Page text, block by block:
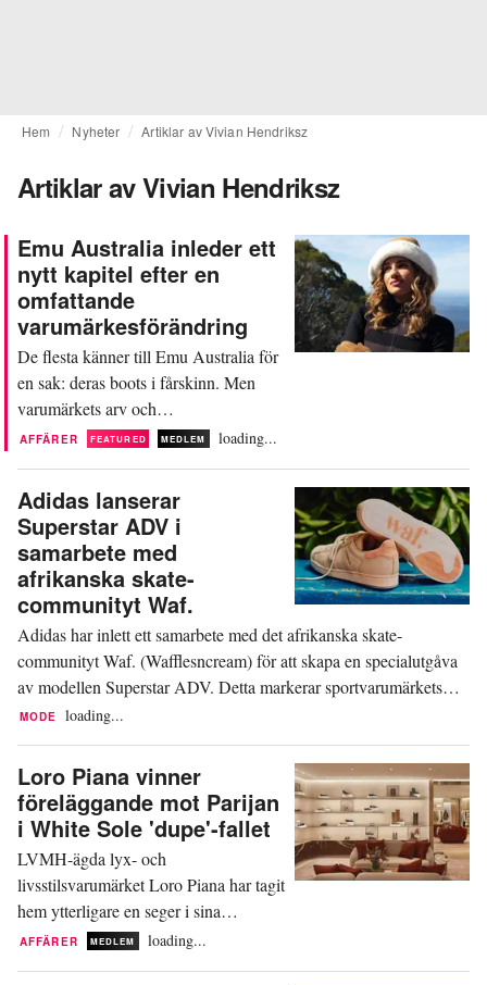
Hem Nyheter Artiklar av Vivian Hendriksz
Artiklar av Vivian Hendriksz
Emu Australia inleder ett
nytt kapitel efter en
omfattande
varumärkesförändring
De flesta känner till Emu Australia för
en sak: deras boots i fårskinn. Men
varumärkets arv och
produkterbjudande är betydligt djupare
omstrukturering av sin verksamhet,
inklusive en omprofilering och en ny
e-handelsplattform, med en mer
sofistikerad kampanj för AW26 och
ett...
AFFÄRER FEATURED MEDLEM loading...
Adidas lanserar
Superstar ADV i
samarbete med
afrikanska skate-
communityt Waf.
Adidas har inlett ett samarbete med det afrikanska skate-
communityt Waf. (Wafflesncream) för att skapa en specialutgåva
av modellen Superstar ADV. Detta markerar sportvarumärkets
första samarbete med ett nigerianskt varumärke och det första med
startar idag, inför den globala...
MODE loading...
Loro Piana vinner
föreläggande mot Parijan
i White Sole 'dupe'-fallet
LVMH-ägda lyx- och
livsstilsvarumärket Loro Piana har tagit
hem ytterligare en seger i sina
ansträngningar att försvara sin
AFFÄRER MEDLEM loading...